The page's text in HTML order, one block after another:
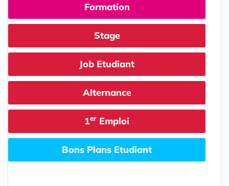
Formation
Stage
Job Etudiant
Alternance
1er Emploi
Bons Plans Etudiant